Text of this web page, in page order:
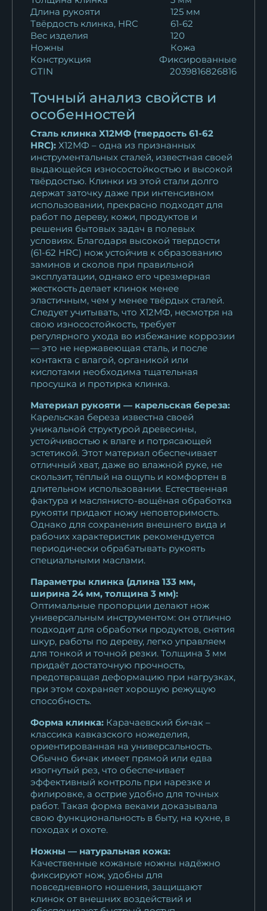
Длина рукояти
125 мм
Твёрдость клинка, HRC
61-62
Вес изделия
120
Ножны
Кожа
Конструкция
Фиксированные
GTIN
2039816826816
Точный анализ свойств и
особенностей
Сталь клинка Х12МФ (твердость 61-62
HRC): Х12МФ – одна из признанных
инструментальных сталей, известная своей
выдающейся износостойкостью и высокой
твёрдостью. Клинки из этой стали долго
держат заточку даже при интенсивном
использовании, прекрасно подходят для
работ по дереву, кожи, продуктов и
решения бытовых задач в полевых
условиях. Благодаря высокой твердости
(61-62 HRC) нож устойчив к образованию
заминов и сколов при правильной
эксплуатации, однако его чрезмерная
жесткость делает клинок менее
эластичным, чем у менее твёрдых сталей.
Следует учитывать, что Х12МФ, несмотря на
свою износостойкость, требует
регулярного ухода во избежание коррозии
— это не нержавеющая сталь, и после
контакта с влагой, органикой или
кислотами необходима тщательная
просушка и протирка клинка.
Материал рукояти — карельская береза:
Карельская береза известна своей
уникальной структурой древесины,
устойчивостью к влаге и потрясающей
эстетикой. Этот материал обеспечивает
отличный хват, даже во влажной руке, не
скользит, тёплый на ощупь и комфортен в
длительном использовании. Естественная
фактура и маслянисто-вощёная обработка
рукояти придают ножу неповторимость.
Однако для сохранения внешнего вида и
рабочих характеристик рекомендуется
периодически обрабатывать рукоять
специальными маслами.
Параметры клинка (длина 133 мм,
ширина 24 мм, толщина 3 мм):
Оптимальные пропорции делают нож
универсальным инструментом: он отлично
подходит для обработки продуктов, снятия
шкур, работы по дереву, легко управляем
для тонкой и точной резки. Толщина 3 мм
придаёт достаточную прочность,
предотвращая деформацию при нагрузках,
при этом сохраняет хорошую режущую
способность.
Форма клинка: Карачаевский бичак –
классика кавказского ножеделия,
ориентированная на универсальность.
Обычно бичак имеет прямой или едва
изогнутый рез, что обеспечивает
эффективный контроль при нарезке и
филировке, а острие удобно для точных
работ. Такая форма веками доказывала
свою функциональность в быту, на кухне, в
походах и охоте.
Ножны — натуральная кожа:
Качественные кожаные ножны надёжно
фиксируют нож, удобны для
повседневного ношения, защищают
клинок от внешних воздействий и